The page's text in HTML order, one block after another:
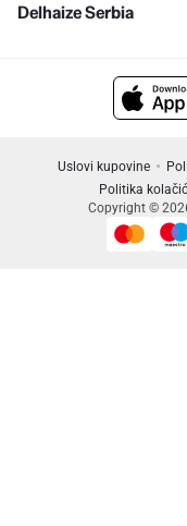
Delhaize Serbia
Uslovi kupovine
Politika
Copyright ©